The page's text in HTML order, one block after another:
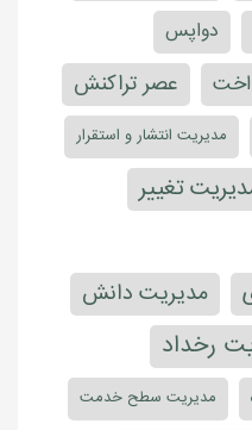
دواپس
عصر تراکنش
مدیریت انتشار و استقرار
تغییر
مدیریت دانش
رخداد
مدیریت سطح خدمت